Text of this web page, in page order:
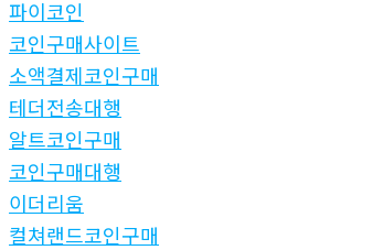
파이코인
코인구매사이트
소액결제코인구매
테더전송대행
알트코인구매
코인구매대행
이더리움
컬쳐랜드코인구매